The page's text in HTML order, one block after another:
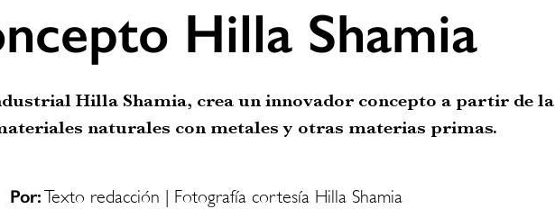
Hilla Shamia
Hilla Shamia, crea un innovador concepto a partir de la
naturales con metales y otras materias primas.
Por:Texto redacción | Fotografía cortesía Hilla Shamia